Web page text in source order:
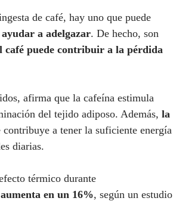
de café, hay uno que puede
a adelgazar. De hecho, son
café puede contribuir a la pérdida
afirma que la cafeína estimula
del tejido adiposo. Además, la
a tener la suficiente energía
diarias.
térmico durante
en un 16%, según un estudio